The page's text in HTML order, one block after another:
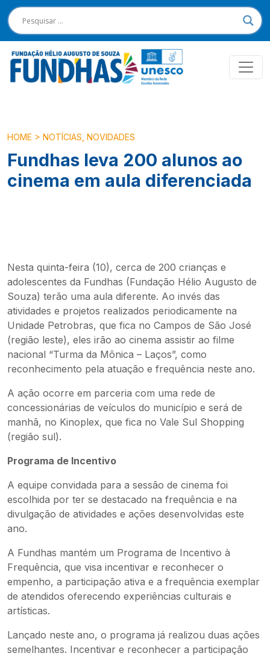
HOME > NOTÍCIAS NOVIDADES
Fundhas leva 200 alunos ao
cinema em aula diferenciada
Nesta quinta-feira (10), cerca de 200 crianças e
adolescentes da Fundhas (Fundação Hélio Augusto de
Souza) terão uma aula diferente. Ao invés das
atividades e projetos realizados periodicamente na
Unidade Petrobras, que fica no Campos de São José
(região leste), eles irão ao cinema assistir ao filme
nacional “Turma da Mônica – Laços”, como
reconhecimento pela atuação e frequência neste ano.
A ação ocorre em parceria com uma rede de
concessionárias de veículos do município e será de
manhã, no Kinoplex, que fica no Vale Sul Shopping
(região sul).
Programa de Incentivo
A equipe convidada para a sessão de cinema foi
escolhida por ter se destacado na frequência e na
divulgação de atividades e ações desenvolvidas este
ano.
A Fundhas mantém um Programa de Incentivo à
Frequência, que visa incentivar e reconhecer o
empenho, a participação ativa e a frequência exemplar
de atendidos oferecendo experiências culturais e
artísticas.
Lançado neste ano, o programa já realizou duas ações
semelhantes. Incentivar e reconhecer a participação